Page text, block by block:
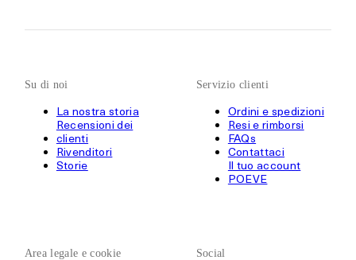
Su di noi
La nostra storia
Recensioni dei
clienti
Rivenditori
Storie
Servizio clienti
Ordini e spedizioni
Resi e rimborsi
FAQs
Contattaci
Il tuo account
POEVE
Area legale e cookie Social